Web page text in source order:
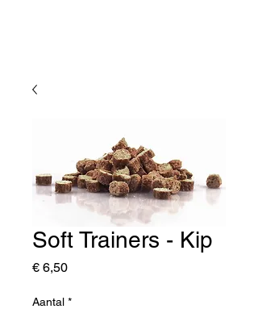
Soft Trainers - Kip
€ 6,50Prijs
Aantal *